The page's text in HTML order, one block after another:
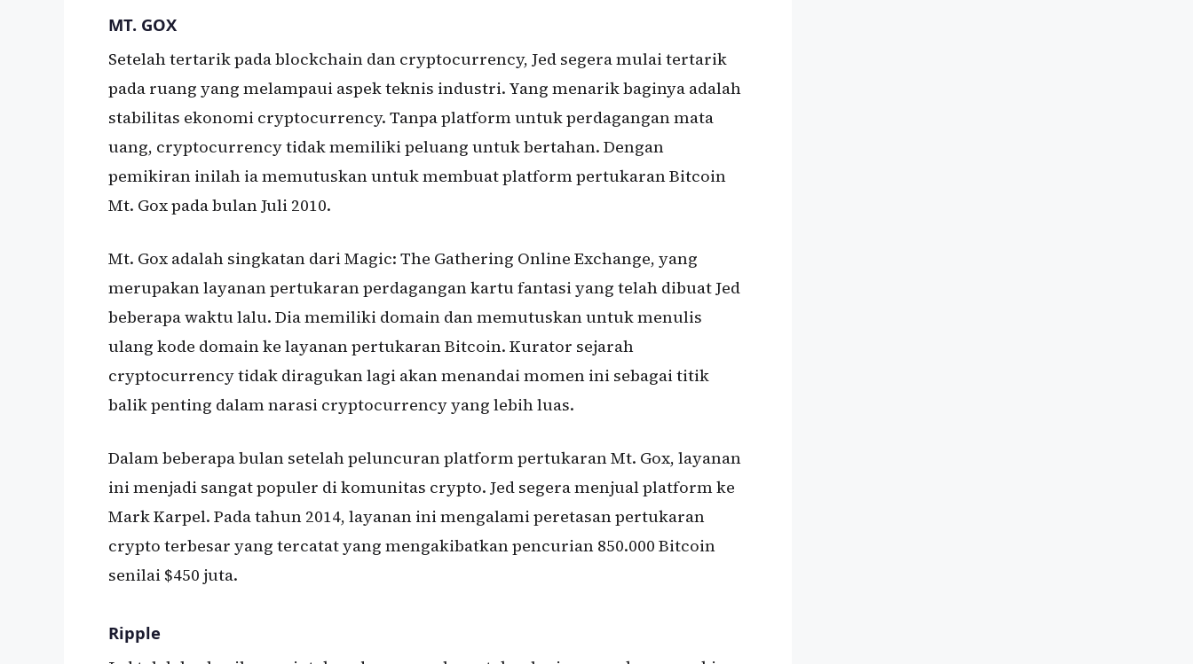
MT. GOX
Setelah tertarik pada blockchain dan cryptocurrency, Jed segera mulai tertarik
pada ruang yang melampaui aspek teknis industri. Yang menarik baginya adalah
stabilitas ekonomi cryptocurrency. Tanpa platform untuk perdagangan mata
uang, cryptocurrency tidak memiliki peluang untuk bertahan. Dengan
pemikiran inilah ia memutuskan untuk membuat platform pertukaran Bitcoin
Mt. Gox pada bulan Juli 2010.
Mt. Gox adalah singkatan dari Magic: The Gathering Online Exchange, yang
merupakan layanan pertukaran perdagangan kartu fantasi yang telah dibuat Jed
beberapa waktu lalu. Dia memiliki domain dan memutuskan untuk menulis
ulang kode domain ke layanan pertukaran Bitcoin. Kurator sejarah
cryptocurrency tidak diragukan lagi akan menandai momen ini sebagai titik
balik penting dalam narasi cryptocurrency yang lebih luas.
Dalam beberapa bulan setelah peluncuran platform pertukaran Mt. Gox, layanan
ini menjadi sangat populer di komunitas crypto. Jed segera menjual platform ke
Mark Karpel. Pada tahun 2014, layanan ini mengalami peretasan pertukaran
crypto terbesar yang tercatat yang mengakibatkan pencurian 850.000 Bitcoin
senilai $450 juta.
Ripple